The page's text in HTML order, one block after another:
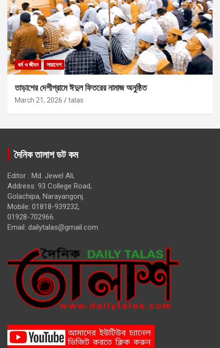
ধর্ম ও জীবন সারাদেশ
তাড়াশের দেশীগ্রামে ঈদুল ফিতরের নামাজ অনুষ্ঠিত
March 21, 2026 talas
দৈনিক তালাশ ডট কম
Editor : Md. Jewel Ali,
Address: 93 College Road,
Golachipa, Narayangonj.
Mobile: 01818-939232,
01928-702966.
Email: dailytalas@gmail.com